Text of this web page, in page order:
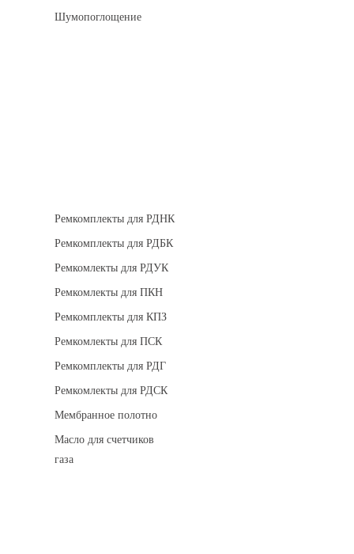
Шумопоглощение
Ремкомплекты для РДНК
Ремкомплекты для РДБК
Ремкомлекты для РДУК
Ремкомлекты для ПКН
Ремкомплекты для КПЗ
Ремкомлекты для ПСК
Ремкомплекты для РДГ
Ремкомлекты для РДСК
Мембранное полотно
Масло для счетчиков
газа